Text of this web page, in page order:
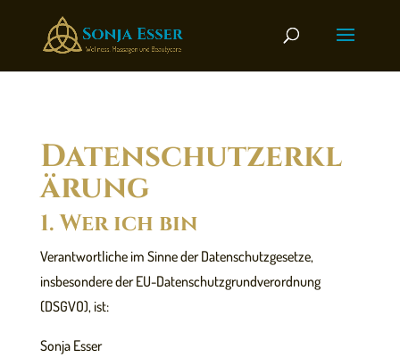
content
Datenschutzerkl
ärung
1. Wer ich bin
Verantwortliche im Sinne der Datenschutzgesetze,
insbesondere der EU-Datenschutzgrundverordnung
(DSGVO), ist:
Sonja Esser